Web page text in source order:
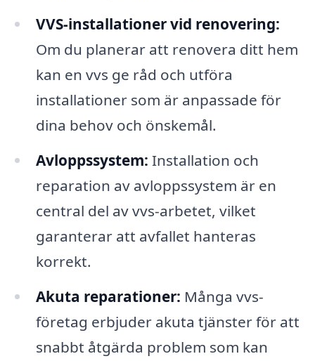
VVS-installationer vid renovering:
Om du planerar att renovera ditt hem
kan en vvs ge råd och utföra
installationer som är anpassade för
dina behov och önskemål.
Avloppssystem: Installation och
reparation av avloppssystem är en
central del av vvs-arbetet, vilket
garanterar att avfallet hanteras
korrekt.
Akuta reparationer: Många vvs-
företag erbjuder akuta tjänster för att
snabbt åtgärda problem som kan